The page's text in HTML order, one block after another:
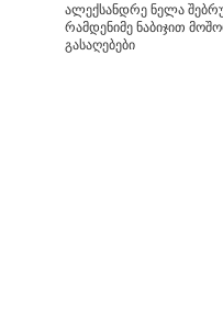
ალექსანდრე ნელა
რამდენიმე ნაბიჯით
გასაღებები